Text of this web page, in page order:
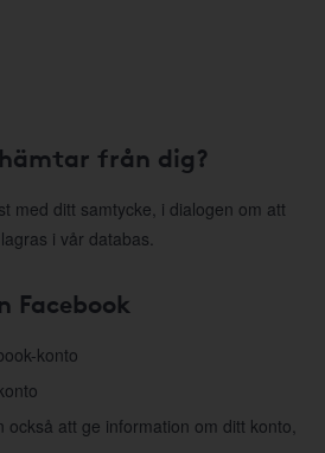
från dig?
med ditt samtycke, i dialogen om att
i vår databas.
konto
att ge information om ditt konto,